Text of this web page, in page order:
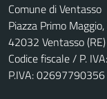
Comune di Ventasso
Piazza Primo
42032 Ventasso (RE)
Codice fiscale / P.
P.IVA: 02697790356